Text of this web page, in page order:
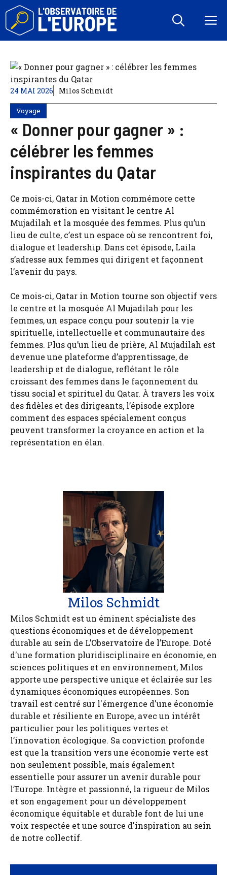
Aller
contenu
24 MAI 2026 Milos Schmidt
Voyage
« Donner pour gagner » :
célébrer les femmes
inspirantes du Qatar
Ce mois-ci, Qatar in Motion commémore cette
commémoration en visitant le centre Al
Mujadilah et la mosquée des femmes. Plus qu’un
lieu de culte, c’est un espace où se rencontrent foi,
dialogue et leadership. Dans cet épisode, Laila
s’adresse aux femmes qui dirigent et façonnent
l’avenir du pays.
Ce mois-ci, Qatar in Motion tourne son objectif vers
le centre et la mosquée Al Mujadilah pour les
femmes, un espace conçu pour soutenir la vie
spirituelle, intellectuelle et communautaire des
femmes. Plus qu’un lieu de prière, Al Mujadilah est
devenue une plateforme d’apprentissage, de
leadership et de dialogue, reflétant le rôle
croissant des femmes dans le façonnement du
tissu social et spirituel du Qatar. À travers les voix
des fidèles et des dirigeants, l’épisode explore
comment des espaces spécialement conçus
peuvent transformer la croyance en action et la
représentation en élan.
Milos Schmidt
Milos Schmidt est un éminent spécialiste des
questions économiques et de développement
durable au sein de L’Observatoire de l’Europe. Doté
d'une formation pluridisciplinaire en économie, en
sciences politiques et en environnement, Milos
apporte une perspective unique et éclairée sur les
dynamiques économiques européennes. Son
travail est centré sur l'émergence d'une économie
durable et résiliente en Europe, avec un intérêt
particulier pour les politiques vertes et
l’innovation écologique. Sa conviction profonde
est que la transition vers une économie verte est
non seulement possible, mais également
essentielle pour assurer un avenir durable pour
l’Europe. Intègre et passionné, la rigueur de Milos
et son engagement pour un développement
économique équitable et durable font de lui une
voix respectée et une source d'inspiration au sein
de notre collectif.